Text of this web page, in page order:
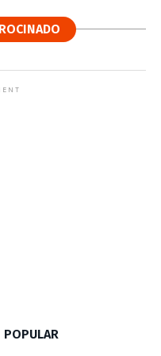
POPULAR